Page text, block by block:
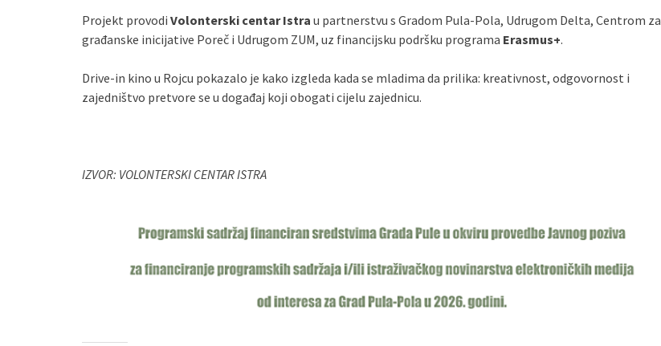
Projekt provodi Volonterski centar Istra u partnerstvu s Gradom Pula‑Pola, Udrugom Delta, Centrom za
građanske inicijative Poreč i Udrugom ZUM, uz financijsku podršku programa Erasmus+.
Drive‑in kino u Rojcu pokazalo je kako izgleda kada se mladima da prilika: kreativnost, odgovornost i
zajedništvo pretvore se u događaj koji obogati cijelu zajednicu.
IZVOR: VOLONTERSKI CENTAR ISTRA